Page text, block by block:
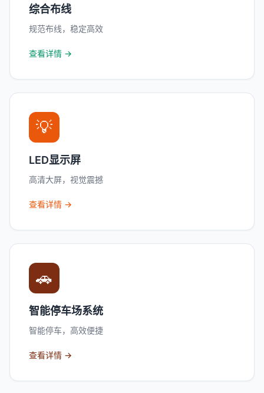
综合布线
规范布线，稳定高效
查看详情 →
💡
LED显示屏
高清大屏，视觉震撼
查看详情 →
🚗
智能停车场系统
智能停车，高效便捷
查看详情 →